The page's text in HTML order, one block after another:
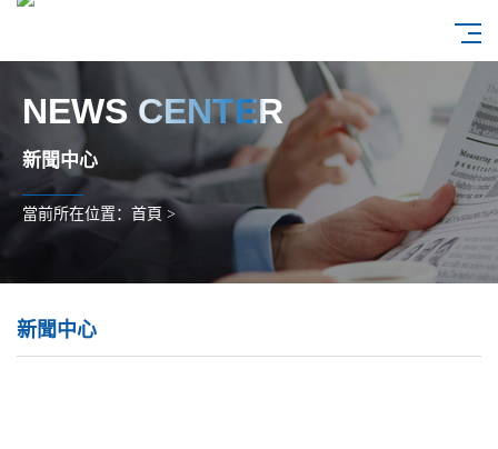
NEWS CENTER
新聞中心
當前所在位置： 首頁 >
新聞中心